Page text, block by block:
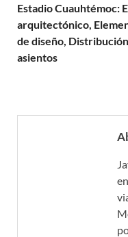
Estadio Cuauhtémoc:
arquitectónico,
de diseño,
asientos